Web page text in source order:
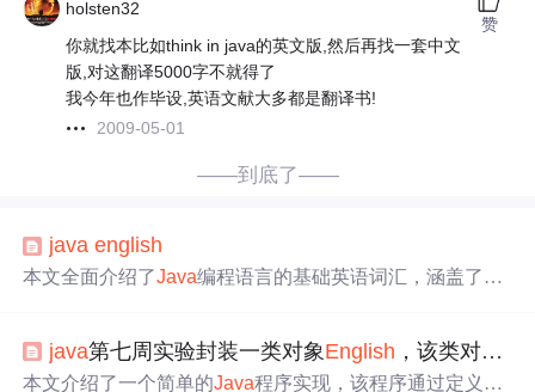
holsten32
你就找本比如think in java的英文版,然后再找一套中文
版,对这翻译5000字不就得了
我今年也作毕设,英语文献大多都是翻译书!
2009-05-01
赞
——到底了——
java english
本文全面介绍了Java编程语言的基础英语词汇，涵盖了面
者和专业程序员的必备参考资料。
java第七周实验封装一类对象 English ，该类对象具有一种功能print
本文介绍了一个简单的Java程序实现，该程序通过定义两